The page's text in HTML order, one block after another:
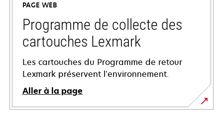
nouvel
onglet
PAGE WEB
Programme de collecte des
cartouches Lexmark
Les cartouches du Programme de retour
Lexmark préservent l’environnement.
Aller à la page